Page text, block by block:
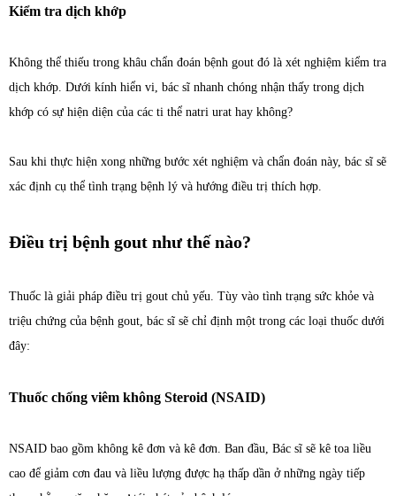
Kiểm tra dịch khớp
Không thể thiếu trong khâu chẩn đoán bệnh gout đó là xét nghiệm kiểm tra
dịch khớp. Dưới kính hiển vi, bác sĩ nhanh chóng nhận thấy trong dịch
khớp có sự hiện diện của các ti thể natri urat hay không?
Sau khi thực hiện xong những bước xét nghiệm và chẩn đoán này, bác sĩ sẽ
xác định cụ thể tình trạng bệnh lý và hướng điều trị thích hợp.
Điều trị bệnh gout như thế nào?
Thuốc là giải pháp điều trị gout chủ yếu. Tùy vào tình trạng sức khỏe và
triệu chứng của bệnh gout, bác sĩ sẽ chỉ định một trong các loại thuốc dưới
đây:
Thuốc chống viêm không Steroid (NSAID)
NSAID bao gồm không kê đơn và kê đơn. Ban đầu, Bác sĩ sẽ kê toa liều
cao để giảm cơn đau và liều lượng được hạ thấp dần ở những ngày tiếp